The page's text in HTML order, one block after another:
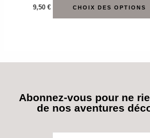
9,50€ CHOIX DES OPTIONS
Abonnez-vous pour ne
de nos aventures